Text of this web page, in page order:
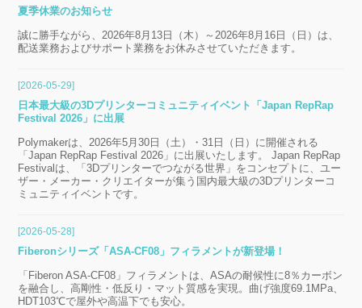
夏季休業のお知らせ
誠に勝手ながら、2026年8月13日（木）～2026年8月16日（日）は、
配送業務およびサポート業務をお休みさせていただきます。
[2026-05-29]
日本最大級の3Dプリンターコミュニティイベント「Japan RepRap
Festival 2026」に出展
Polymakerは、2026年5月30日（土）・31日（日）に開催される
「Japan RepRap Festival 2026」に出展いたします。 Japan RepRap
Festivalは、「3Dプリンターでつながる世界」をコンセプトに、ユー
ザー・メーカー・クリエイターが集う国内最大級の3Dプリンターコ
ミュニティイベントです。
[2026-05-28]
Fiberonシリーズ「ASA-CF08」フィラメントが新登場！
「Fiberon ASA-CF08」フィラメントは、ASAの耐候性に8％カーボン
を融合し、高剛性・低反り・マット質感を実現。曲げ強度69.1MPa、
HDT103℃で屋外や高温下でも安心。